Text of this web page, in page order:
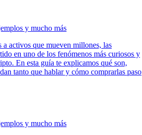
y mucho más
a activos que mueven millones, las
en uno de los fenómenos más curiosos y
En esta guía te explicamos qué son,
tanto que hablar y cómo comprarlas paso
y mucho más